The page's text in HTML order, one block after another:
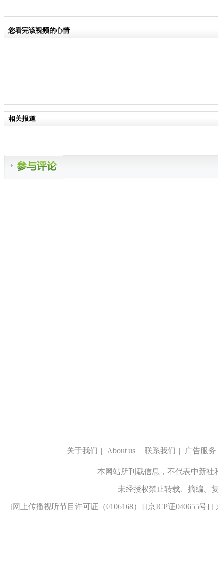
您看完该视频的心情
相关报道
关于我们 | About us | 联系我们 | 广告服务
本网站所刊载信息，不代表中新
未经授权禁止转载、摘编、
[网上传播视听节目许可证（0106168） ] [京ICP证040655号] [